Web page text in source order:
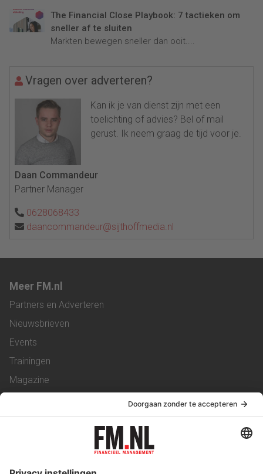
The Financial Close Playbook: 7 tactieken om
sneller af te sluiten
Markten bewegen sneller dan ooit....
Vragen over adverteren?
Kan ik je van dienst zijn met een
toelichting of advies? Bel of mail
gerust. Ik neem graag de tijd voor je.
Daan Commandeur
Partner Manager
0628068433
daancommandeur@sijthoffmedia.nl
Meer FM.nl
Partners en Adverteren
Nieuwsbrieven
Events
Trainingen
Magazine
Service & Contact